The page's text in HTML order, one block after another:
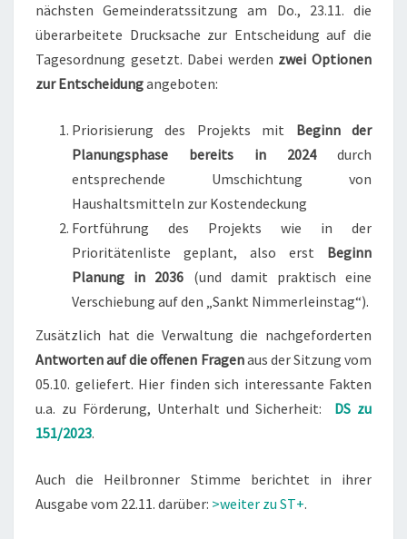
nächsten Gemeinderatssitzung am Do., 23.11. die
überarbeitete Drucksache zur Entscheidung auf die
Tagesordnung gesetzt. Dabei werden zwei Optionen
zur Entscheidungangeboten:
Priorisierung des Projekts mit Beginn der
Planungsphase bereits in 2024durch
entsprechende Umschichtung von
Haushaltsmitteln zur Kostendeckung
Fortführung des Projekts wie in der
Prioritätenliste geplant, also erst Beginn
Planung in 2036 (und damit praktisch eine
Verschiebung auf den „Sankt Nimmerleinstag“).
Zusätzlich hat die Verwaltung die nachgeforderten
Antworten auf die offenen Fragenaus der Sitzung vom
05.10. geliefert. Hier finden sich interessante Fakten
u.a. zu Förderung, Unterhalt und Sicherheit: DS zu
151/2023.
Auch die Heilbronner Stimme berichtet in ihrer
Ausgabe vom 22.11. darüber: >weiter zu ST+.